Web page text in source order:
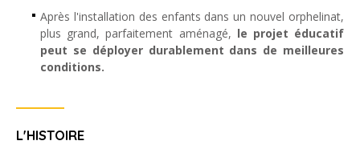
Après l'installation des enfants dans un nouvel orphelinat,
plus grand, parfaitement aménagé, le projet éducatif
peut se déployer durablement dans de meilleures
conditions.
L'HISTOIRE